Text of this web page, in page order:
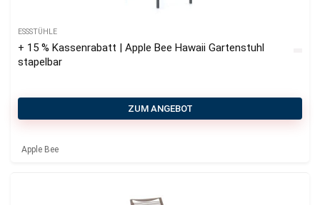
ESSSTÜHLE
+ 15 % Kassenrabatt | Apple Bee Hawaii Gartenstuhl
stapelbar
ZUM ANGEBOT
Apple Bee